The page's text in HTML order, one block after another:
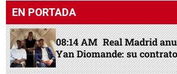
EN PORTADA
08:14 AM Real Madrid
Yan Diomande: su